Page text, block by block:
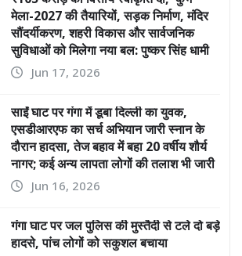
मेला-2027 की तैयारियों, सड़क निर्माण, मंदिर
सौंदर्यीकरण, शहरी विकास और सार्वजनिक
सुविधाओं को मिलेगा नया बल: पुष्कर सिंह धामी
Jun 17, 2026
साईं घाट पर गंगा में डूबा दिल्ली का युवक,
एसडीआरएफ का सर्च अभियान जारी स्नान के
दौरान हादसा, तेज बहाव में बहा 20 वर्षीय शौर्य
नागर; कई अन्य लापता लोगों की तलाश भी जारी
Jun 16, 2026
गंगा घाट पर जल पुलिस की मुस्तैदी से टले दो बड़े
हादसे, पांच लोगों को सकुशल बचाया